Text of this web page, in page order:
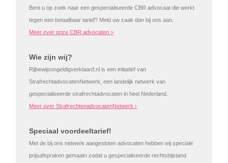
Bent u op zoek naar een gespecialiseerde CBR advocaat die werkt
tegen een betaalbaar tarief? Meld uw zaak dan bij ons aan.
Meer over onze CBR advocaten >
Wie zijn wij?
Rijbewijsongeldigverklaard.nl is een initiatief van
StrafrechtadvocatenNetwerk, een landelijk netwerk van
gespecialiseerde strafrechtadvocaten in heel Nederland.
Meer over StrafrechtenadvocatenNetwerk ›
Speciaal voordeeltarief!
Met de bij ons netwerk aangesloten advocaten hebben wij speciale
prijsafspraken gemaakt zodat u gespecialiseerde rechtsbijstand